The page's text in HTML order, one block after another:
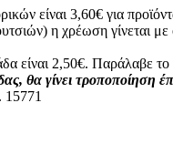
είναι 3,60€ για
η χρέωση γίνεται
είναι 2,50€.
θα γίνει τροποποίηση